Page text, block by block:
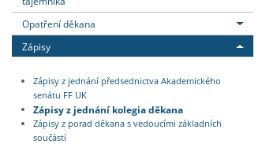
Opatření děkana
Zápisy
Zápisy z jednání předsednictva Akademického
senátu FF UK
Zápisy z jednání kolegia děkana
Zápisy z porad děkana s vedoucími základních
součástí